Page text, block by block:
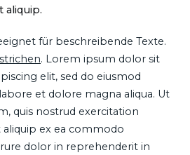
aliquip.
für beschreibende Texte.
. Lorem ipsum dolor sit
elit, sed do eiusmod
et dolore magna aliqua. Ut
quis nostrud exercitation
ex ea commodo
dolor in reprehenderit in